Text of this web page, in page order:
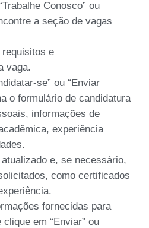
Conosco” ou
a seção de vagas
requisitos e
vaga.
se” ou “Enviar
o formulário de candidatura
informações de
experiência
e, se necessário,
como certificados
fornecidas para
em “Enviar” ou